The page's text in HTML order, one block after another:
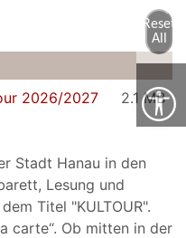
Stadt Hanau in den
Lesung und
Titel "KULTOUR".
carte“. Ob mitten in der
2026/2027 2.1 MB
Reset
All